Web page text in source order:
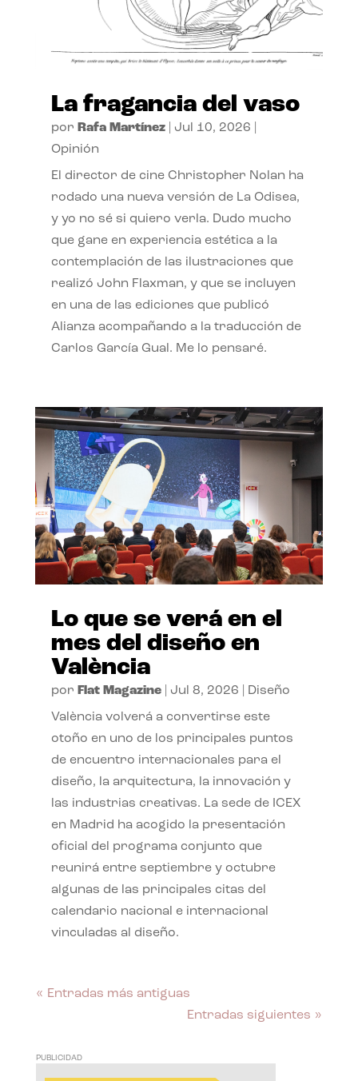
La fragancia del vaso
por Rafa Martínez| Jul 10, 2026
Opinión
El director de cine Christopher Nolan ha
rodado una nueva versión de La Odisea,
y yo no sé si quiero verla. Dudo mucho
que gane en experiencia estética a la
contemplación de las ilustraciones que
realizó John Flaxman, y que se incluyen
en una de las ediciones que publicó
Alianza acompañando a la traducción de
Carlos García Gual. Me lo pensaré.
Lo que se verá en el
mes del diseño en
València
por Flat Magazine| Jul 8, 2026 Diseño
València volverá a convertirse este
otoño en uno de los principales puntos
de encuentro internacionales para el
diseño, la arquitectura, la innovación y
las industrias creativas. La sede de ICEX
en Madrid ha acogido la presentación
oficial del programa conjunto que
reunirá entre septiembre y octubre
algunas de las principales citas del
calendario nacional e internacional
vinculadas al diseño.
« Entradas más antiguas
Entradas siguientes »
PUBLICIDAD